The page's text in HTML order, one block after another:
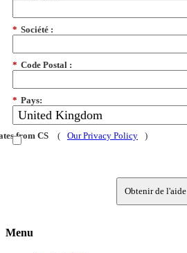
* Société :
* Code Postal :
* Pays:
from CS ( Our Privacy Policy )
Obtenir de l'aide
Menu